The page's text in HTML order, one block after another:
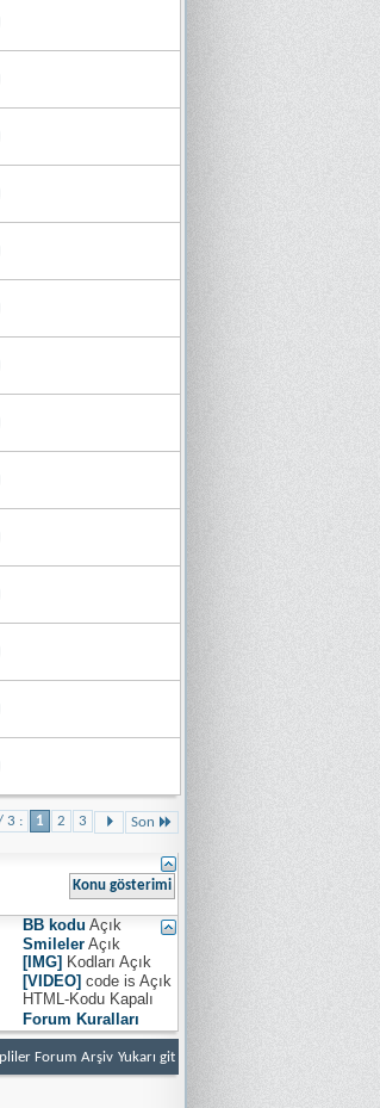
3 : 1 2 3 Son
BB kodu Açık
Smileler Açık
[IMG] Kodları Açık
[VIDEO]code is Açık
HTML-Kodu Kapalı
Forum Kuralları
Forum Arşiv Yukarı git